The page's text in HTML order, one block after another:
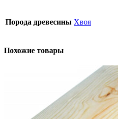
Порода древесины Хвоя
Похожие товары